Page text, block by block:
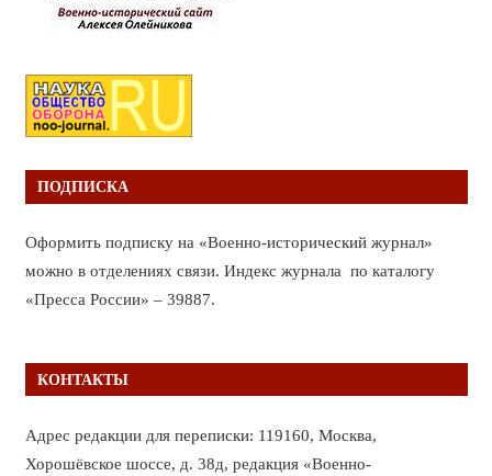
ПОДПИСКА
Оформить подписку на «Военно-исторический журнал»
можно в отделениях связи. Индекс журнала по каталогу
«Пресса России» – 39887.
КОНТАКТЫ
Адрес редакции для переписки: 119160, Москва,
Хорошёвское шоссе, д. 38д, редакция «Военно-